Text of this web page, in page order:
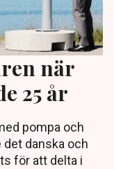
när
25 år
pompa och
det danska och
för att delta i